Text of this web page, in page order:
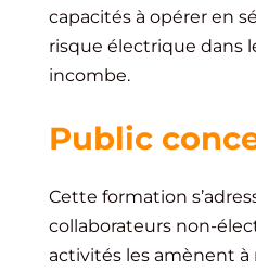
capacités à opérer en
risque électrique dans
incombe.
Public
Cette formation
collaborateurs non-
activités les amènent à